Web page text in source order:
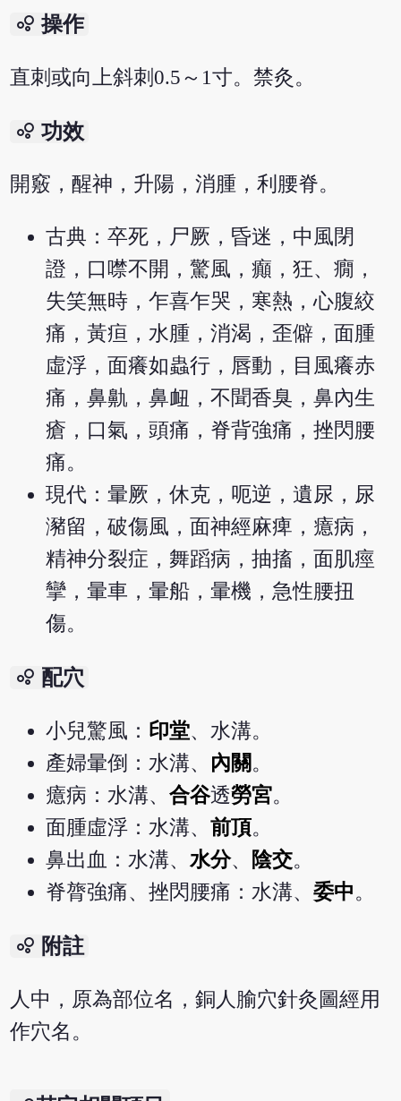
bubble_chart 操作
直刺或向上斜刺0.5～1寸。禁灸。
bubble_chart 功效
開竅，醒神，升陽，消腫，利腰脊。
古典：卒死，尸厥，昏迷，中風閉
證，口噤不開，驚風，癲，狂、癇，
失笑無時，乍喜乍哭，寒熱，心腹絞
痛，黃疸，水腫，消渴，歪僻，面腫
虛浮，面癢如蟲行，唇動，目風癢赤
痛，鼻鼽，鼻衄，不聞香臭，鼻內生
瘡，口氣，頭痛，脊背強痛，挫閃腰
痛。
現代：暈厥，休克，呃逆，遺尿，尿
瀦留，破傷風，面神經麻痺，癔病，
精神分裂症，舞蹈病，抽搐，面肌痙
攣，暈車，暈船，暈機，急性腰扭
傷。
bubble_chart 配穴
小兒驚風： 印堂、水溝。
產婦暈倒：水溝、 內關 。
癔病：水溝、合谷透勞宮。
面腫虛浮：水溝、前頂。
鼻出血：水溝、水分、 陰交。
脊膂強痛、挫閃腰痛：水溝、委中。
bubble_chart 附註
人中，原為部位名，銅人腧穴針灸圖經用
作穴名。